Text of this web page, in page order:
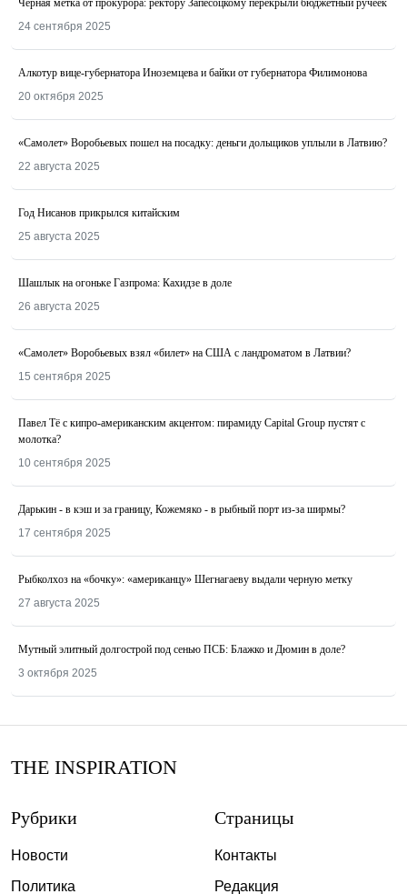
24 сентября 2025
Алкотур вице-губернатора Иноземцева и байки от губернатора Филимонова
20 октября 2025
«Самолет» Воробьевых пошел на посадку: деньги дольщиков уплыли в Латвию?
22 августа 2025
Год Нисанов прикрылся китайским
25 августа 2025
Шашлык на огоньке Газпрома: Кахидзе в доле
26 августа 2025
«Самолет» Воробьевых взял «билет» на США с ландроматом в Латвии?
15 сентября 2025
Павел Тё с кипро-американским акцентом: пирамиду Capital Group пустят с
молотка?
10 сентября 2025
Дарькин - в кэш и за границу, Кожемяко - в рыбный порт из-за ширмы?
17 сентября 2025
Рыбколхоз на «бочку»: «американцу» Шегнагаеву выдали черную метку
27 августа 2025
Мутный элитный долгострой под сенью ПСБ: Блажко и Дюмин в доле?
3 октября 2025
THE INSPIRATION
Рубрики
Новости
Политика
Страницы
Контакты
Редакция